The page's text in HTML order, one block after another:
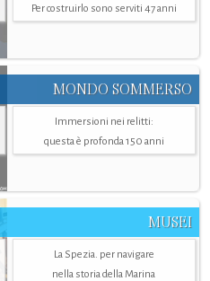
Per costruirlo sono serviti 47 anni
MONDO SOMMERSO
Immersioni nei relitti:
questa è profonda 150 anni
MUSEI
La Spezia. per navigare
nella storia della Marina